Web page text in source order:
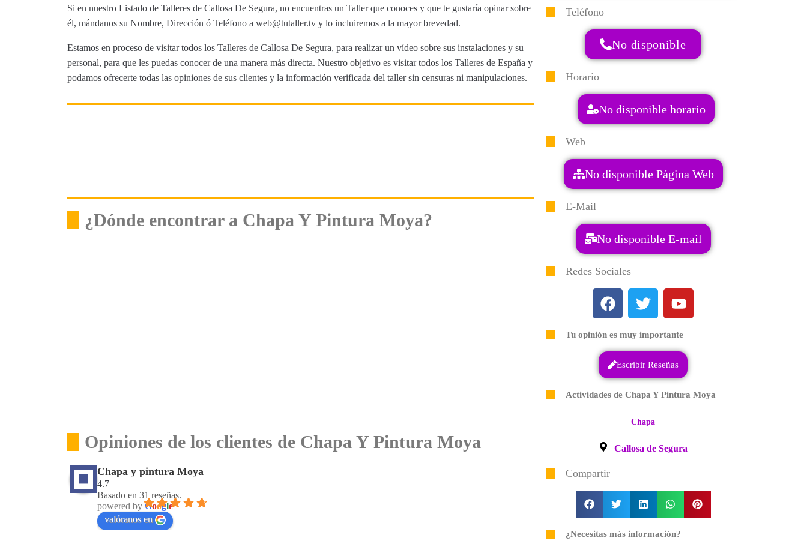
Si en nuestro Listado de Talleres de Callosa De Segura, no encuentras un Taller que conoces y que te gustaría opinar sobre
él, mándanos su Nombre, Dirección ó Teléfono a web@tutaller.tv y lo incluiremos a la mayor brevedad.
Estamos en proceso de visitar todos los Talleres de Callosa De Segura, para realizar un vídeo sobre sus instalaciones y su
personal, para que les puedas conocer de una manera más directa. Nuestro objetivo es visitar todos los Talleres de España y
podamos ofrecerte todas las opiniones de sus clientes y la información verificada del taller sin censuras ni manipulaciones.
¿Dónde encontrar a Chapa Y Pintura Moya?
Opiniones de los clientes de Chapa Y Pintura Moya
Chapa y pintura Moya
4.7
Basado en 31 reseñas.
powered byGoogle
valóranos en
Teléfono
No disponible
Horario
No disponible horario
Web
No disponible Página Web
E-Mail
No disponible E-mail
Redes Sociales
Tu opinión es muy importante
Escribir Reseñas
Actividades de Chapa Y Pintura Moya
Chapa
Callosa de Segura
Compartir
¿Necesitas más información?